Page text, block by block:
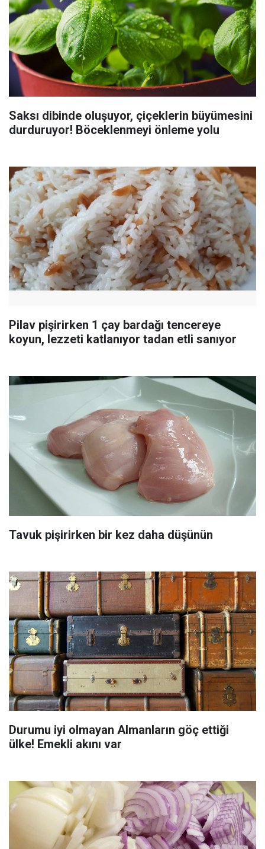
Saksı dibinde oluşuyor, çiçeklerin büyümesini
durduruyor! Böceklenmeyi önleme yolu
Pilav pişirirken 1 çay bardağı tencereye
koyun, lezzeti katlanıyor tadan etli sanıyor
Tavuk pişirirken bir kez daha düşünün
Durumu iyi olmayan Almanların göç ettiği
ülke! Emekli akını var